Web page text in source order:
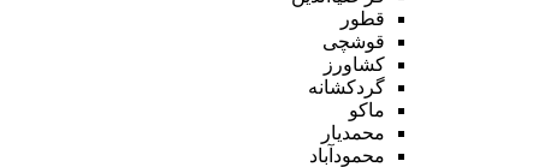
قطور
قوشچی
کشاورز
گردکشانه
ماکو
محمدیار
محمودآباد